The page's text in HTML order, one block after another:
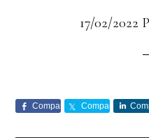
17/02/2022
Comparte Comparte